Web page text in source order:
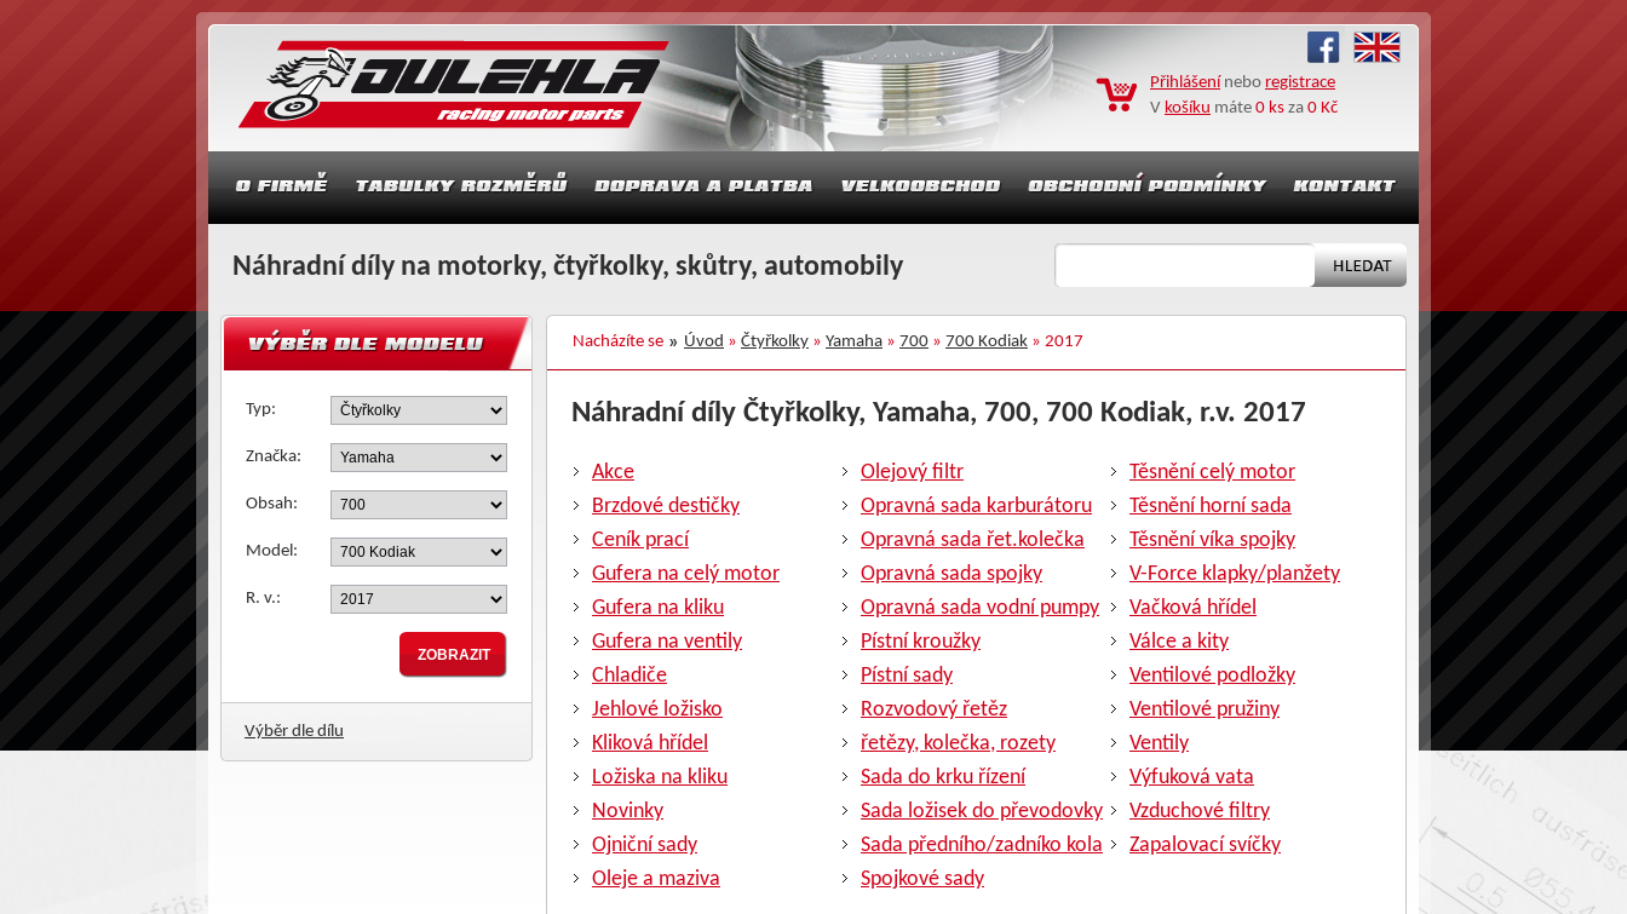
Přihlášení nebo registrace
V košíku máte 0 ks za 0 Kč
Náhradní díly na motorky, čtyřkolky, skůtry, automobily
Nacházíte se Úvod » Čtyřkolky » Yamaha » 700 » 700 Kodiak » 2017
Typ:
Značka:
Obsah:
Model:
R. v.:
Výběr dle dílu
Náhradní díly Čtyřkolky, Yamaha, 700, 700 Kodiak, r.v. 2017
Akce Olejový filtr
Těsnění celý motor
Brzdové destičky
Opravná sada karburátoru
Těsnění horní sada
Ceník prací
Opravná sada řet.kolečka
Těsnění víka spojky
Gufera na celý motor
Opravná sada spojky
V-Force klapky/planžety
Gufera na kliku
Opravná sada vodní pumpy
Vačková hřídel
Gufera na ventily
Pístní kroužky
Válce a kity
Chladiče
Pístní sady
Ventilové podložky
Jehlové ložisko
Rozvodový řetěz
Ventilové pružiny
Kliková hřídel
řetězy, kolečka, rozety
Ventily
Ložiska na kliku
Sada do krku řízení
Výfuková vata
Novinky
Sada ložisek do převodovky
Vzduchové filtry
Ojniční sady
Sada předního/zadníko kola
Zapalovací svíčky
Oleje a maziva
Spojkové sady